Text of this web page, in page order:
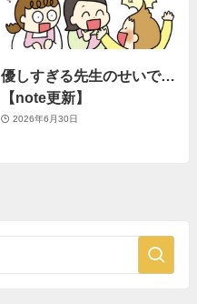
優しすぎる先生のせいで…
【note更新】
2026年6月30日